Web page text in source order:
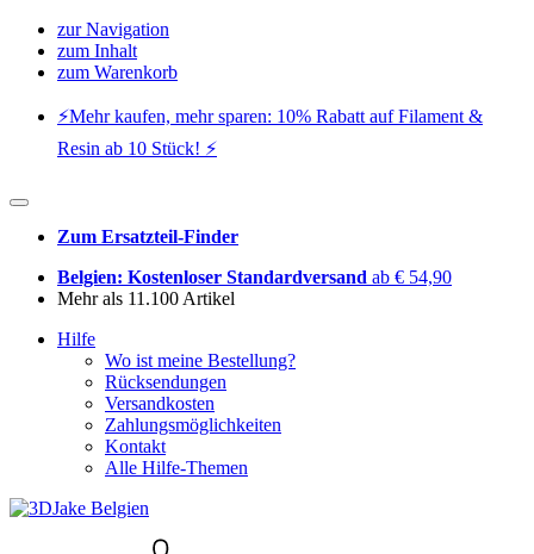
zur Navigation
zum Inhalt
zum Warenkorb
⚡️Mehr kaufen, mehr sparen: 10% Rabatt auf Filament &
Resin ab 10 Stück! ⚡️
Zum Ersatzteil-Finder
Belgien: Kostenloser Standardversand ab € 54,90
Mehr als 11.100 Artikel
Hilfe
Wo ist meine Bestellung?
Rücksendungen
Versandkosten
Zahlungsmöglichkeiten
Kontakt
Alle Hilfe-Themen